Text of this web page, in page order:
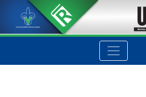
El impacto socioambiental de la caña